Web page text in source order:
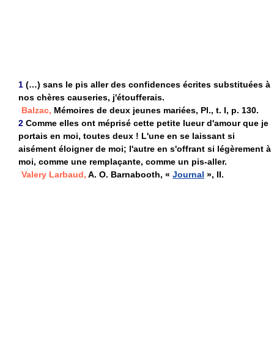
1 (…) sans le pis aller des confidences écrites substituées à
nos chères causeries, j'étoufferais.
Balzac, Mémoires de deux jeunes mariées, Pl., t. I, p. 130.
2 Comme elles ont méprisé cette petite lueur d'amour que je
portais en moi, toutes deux ! L'une en se laissant si
aisément éloigner de moi; l'autre en s'offrant si légèrement à
moi, comme une remplaçante, comme un pis-aller.
Valery Larbaud, A. O. Barnabooth, « Journal », II.